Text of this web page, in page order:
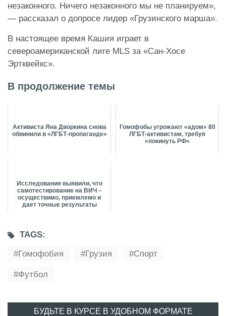
незаконного. Ничего незаконного мы не планируем»,
— рассказал о допросе лидер «Грузинского марша».
В настоящее время Кашия играет в
североамериканской лиге MLS за «Сан-Хосе
Эртквейкс».
В продолжение темы
Активиста Яна Дворкина снова
обвинили в «ЛГБТ-пропаганде»
Гомофобы угрожают «адом» 80
ЛГБТ-активистам, требуя
«покинуть РФ»
Исследования выявили, что
самотестирование на ВИЧ –
осуществимо, приемлемо и
дает точные результаты
TAGS:
Гомофобия
Грузия Спорт
Футбол
БУДЬТЕ В КУРСЕ В УДОБНОМ ФОРМАТЕ